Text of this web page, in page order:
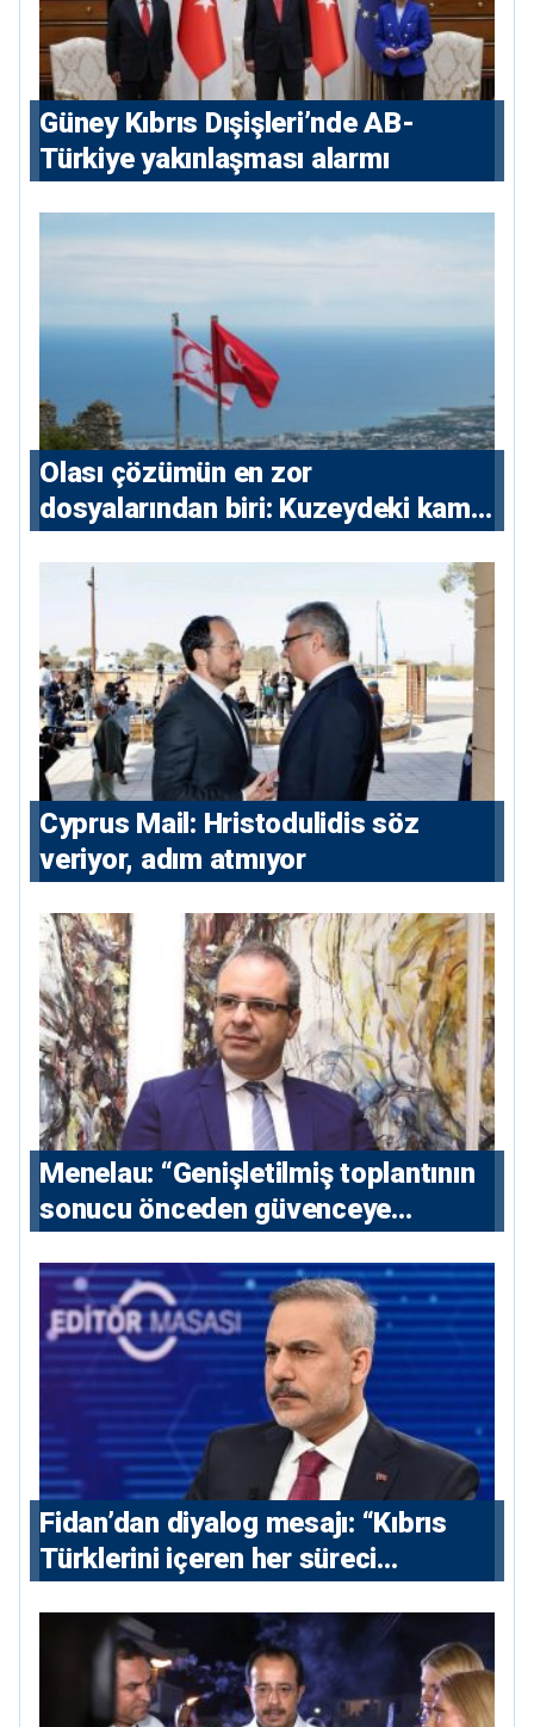
Güney Kıbrıs Dışişleri’nde AB-
Türkiye yakınlaşması alarmı
Olası çözümün en zor
dosyalarından biri: Kuzeydeki kamu
⁠Cyprus Mail: Hristodulidis söz
veriyor, adım atmıyor
Menelau: “Genişletilmiş toplantının
sonucu önceden güvenceye
Fidan’dan diyalog mesajı: “Kıbrıs
Türklerini içeren her süreci